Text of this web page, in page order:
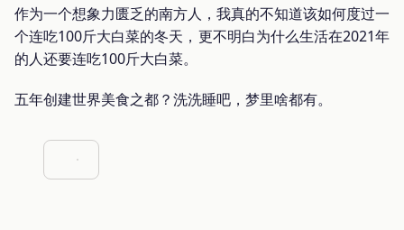
作为一个想象力匮乏的南方人，我真的不知道该如何度过一
个连吃100斤大白菜的冬天，更不明白为什么生活在2021年
的人还要连吃100斤大白菜。
五年创建世界美食之都？洗洗睡吧，梦里啥都有。